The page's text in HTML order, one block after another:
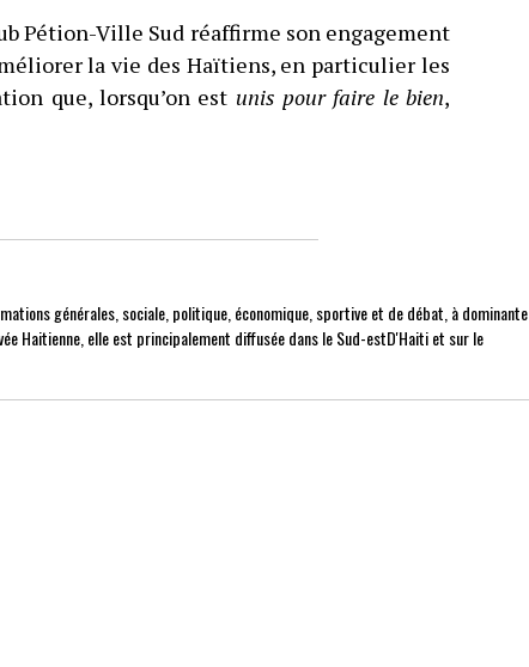
Pétion-Ville Sud réaffirme son engagement
la vie des Haïtiens, en particulier les
que, lorsqu’on est unis pour faire le bien,
générales, sociale, politique, économique, sportive et de débat, à dominante
Haitienne, elle est principalement diffusée dans le Sud-estD'Haiti et sur le